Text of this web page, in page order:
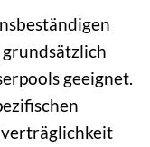
geeignet.